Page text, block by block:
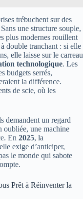
trébuchent sur des
une structure souple,
plus modernes rouillent
double tranchant : si elle
elle laisse sur le carreau
technologique. Les
budgets serrés,
la différence.
de scie, où les
demandent un regard
oubliée, une machine
En 2025, la
exige d’anticiper,
le monde qui sabote
Prêt à Réinventer la